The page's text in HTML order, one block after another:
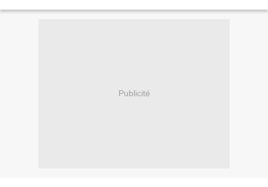
Publicité